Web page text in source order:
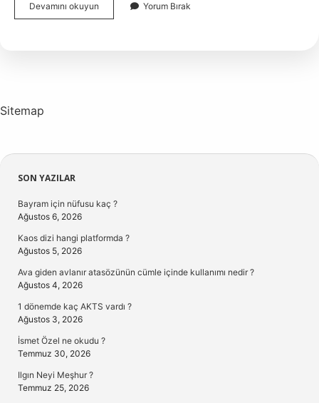
Devamını okuyun
Diziden
Yorum Bırak
Sitemap
Sidebar
SON YAZILAR
Bayram için nüfusu kaç ?
Ağustos 6, 2026
Kaos dizi hangi platformda ?
Ağustos 5, 2026
Ava giden avlanır atasözünün cümle içinde kullanımı nedir ?
Ağustos 4, 2026
1 dönemde kaç AKTS vardı ?
Ağustos 3, 2026
İsmet Özel ne okudu ?
Temmuz 30, 2026
Ilgın Neyi Meşhur ?
Temmuz 25, 2026